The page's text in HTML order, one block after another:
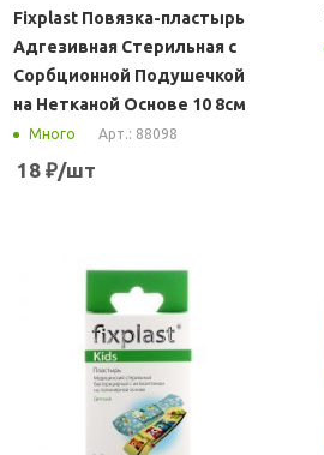
Fixplast Повязка-пластырь
Адгезивная Стерильная с
Сорбционной Подушечкой
на Нетканой Основе 10 8см
Много Арт.: 88098
18₽/шт